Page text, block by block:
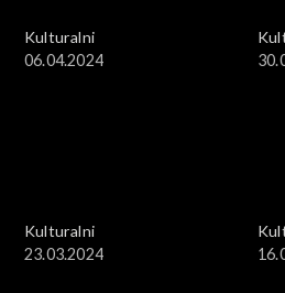
Kulturalni
06.04.2024
Kulturalni
23.03.2024